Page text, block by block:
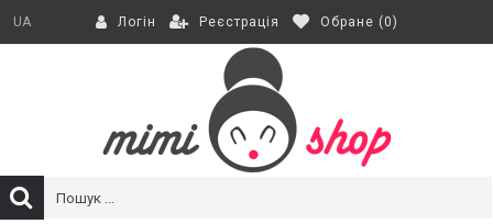
UA Логін Реєстрація Обране (0)